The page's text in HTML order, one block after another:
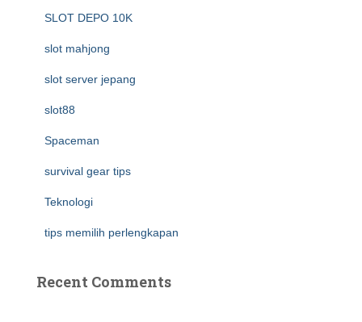
SLOT DEPO 10K
slot mahjong
slot server jepang
slot88
Spaceman
survival gear tips
Teknologi
tips memilih perlengkapan
Recent Comments